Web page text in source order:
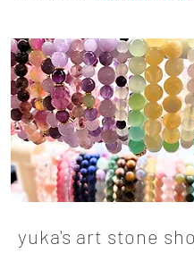
yuka's art stone